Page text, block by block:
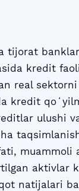
tijorat
kredit
real sektorni
kredit
ulushi
muammoli
aktivlar
natijalari